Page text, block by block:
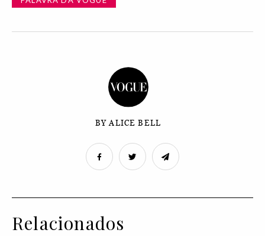
BY ALICE BELL
Relacionados